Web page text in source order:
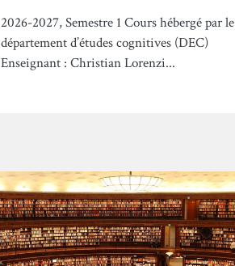
2026-2027, Semestre 1 Cours hébergé par le
département d’études cognitives (DEC)
Enseignant : Christian Lorenzi...